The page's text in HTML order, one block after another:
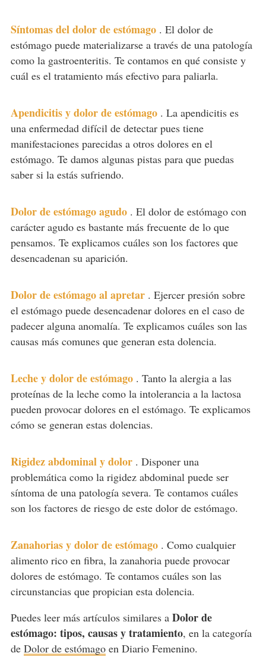
Síntomas del dolor de estómago . El dolor de
estómago puede materializarse a través de una patología
como la gastroenteritis. Te contamos en qué consiste y
cuál es el tratamiento más efectivo para paliarla.
Apendicitis y dolor de estómago . La apendicitis es
una enfermedad difícil de detectar pues tiene
manifestaciones parecidas a otros dolores en el
estómago. Te damos algunas pistas para que puedas
saber si la estás sufriendo.
Dolor de estómago agudo . El dolor de estómago con
carácter agudo es bastante más frecuente de lo que
pensamos. Te explicamos cuáles son los factores que
desencadenan su aparición.
Dolor de estómago al apretar . Ejercer presión sobre
el estómago puede desencadenar dolores en el caso de
padecer alguna anomalía. Te explicamos cuáles son las
causas más comunes que generan esta dolencia.
Leche y dolor de estómago . Tanto la alergia a las
proteínas de la leche como la intolerancia a la lactosa
pueden provocar dolores en el estómago. Te explicamos
cómo se generan estas dolencias.
Rigidez abdominal y dolor . Disponer una
problemática como la rigidez abdominal puede ser
síntoma de una patología severa. Te contamos cuáles
son los factores de riesgo de este dolor de estómago.
Zanahorias y dolor de estómago . Como cualquier
alimento rico en fibra, la zanahoria puede provocar
dolores de estómago. Te contamos cuáles son las
circunstancias que propician esta dolencia.
Puedes leer más artículos similares a Dolor de
estómago: tipos, causas y tratamiento, en la categoría
de Dolor de estómagoen Diario Femenino.